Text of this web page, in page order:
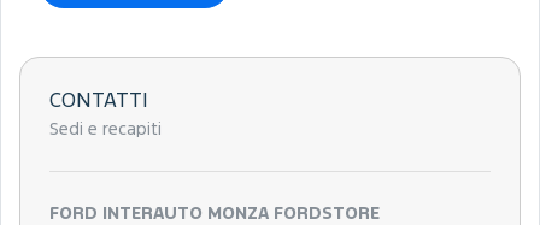
CONTATTI
Sedi e recapiti
FORD INTERAUTO MONZA FORDSTORE